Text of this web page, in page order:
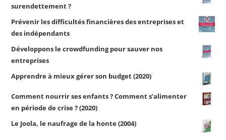
surendettement ?
Prévenir les difficultés financières des entreprises et
des indépendants
Développons le crowdfunding pour sauver nos
entreprises
Apprendre à mieux gérer son budget (2020)
Comment nourrir ses enfants ? Comment s’alimenter
en période de crise ? (2020)
Le Joola, le naufrage de la honte (2004)